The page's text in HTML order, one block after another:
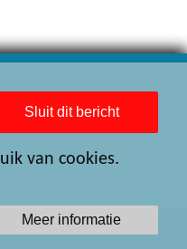
Sluit dit bericht
van cookies.
Meer informatie